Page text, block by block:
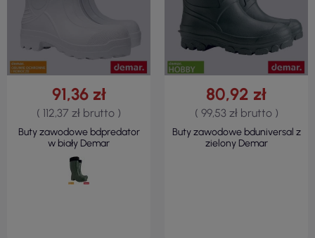
91,36 zł
( 112,37 zł brutto )
Buty zawodowe bdpredator
w biały Demar
80,92 zł
( 99,53 zł brutto )
Buty zawodowe bduniversal z
zielony Demar